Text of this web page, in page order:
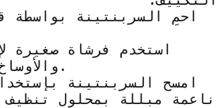
والأوساخ من السربنتينة.
ناعمة مبللة بمحلول